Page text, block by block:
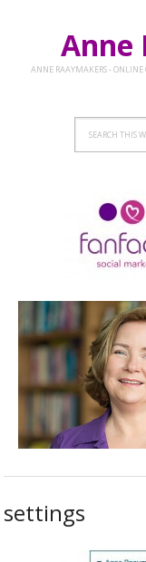
Anne
ANNE RAAYMAKERS - ONLINE
settings